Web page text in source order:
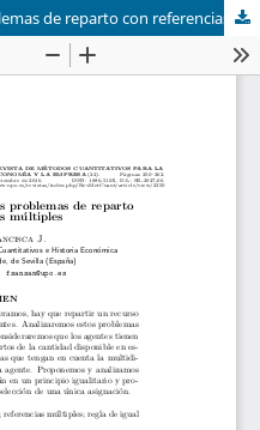
Reglas igualitarias para los problemas de reparto con referencias múltiples